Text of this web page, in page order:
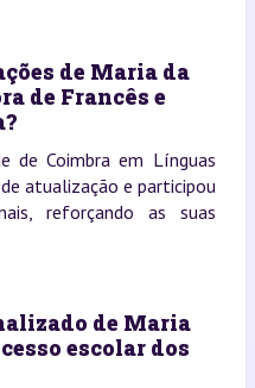
de Maria da
de Francês e
de Coimbra em Línguas
atualização e participou
reforçando as suas
de Maria
escolar dos